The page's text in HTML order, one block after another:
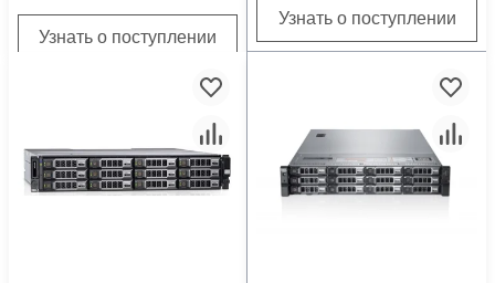
Узнать о поступлении
Узнать о поступлении